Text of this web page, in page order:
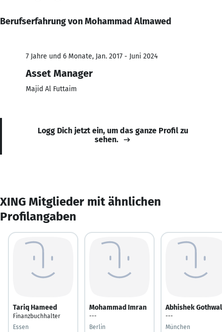
Berufserfahrung von Mohammad Almawed
7 Jahre und 6 Monate, Jan. 2017 - Juni 2024
Asset Manager
Majid Al Futtaim
Logg Dich jetzt ein, um das ganze Profil zu
sehen.
XING Mitglieder mit ähnlichen
Profilangaben
Tariq Hameed
Finanzbuchhalter
Essen
Mohammad Imran
---
Berlin
Abhishek Gothwal
---
München